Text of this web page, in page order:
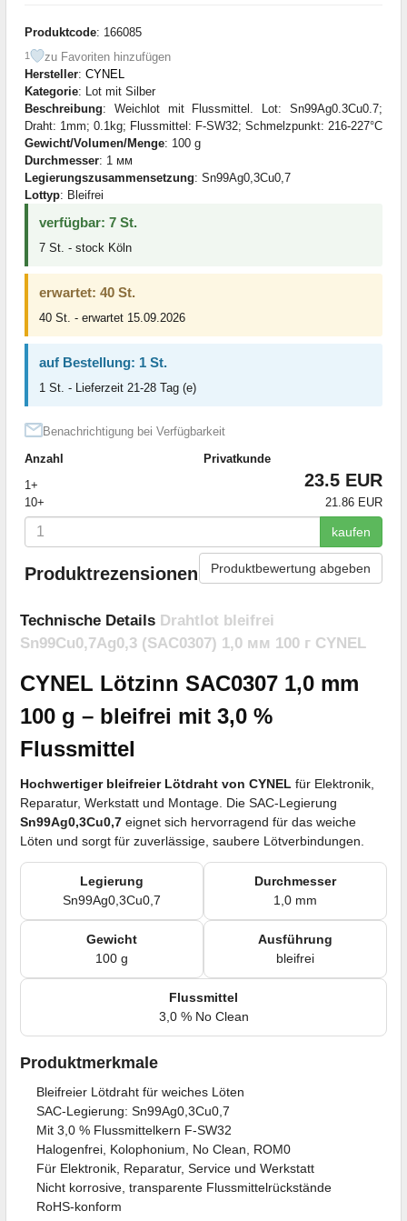
Produktcode: 166085
1
zu Favoriten hinzufügen
Hersteller: CYNEL
Kategorie: Lot mit Silber
Beschreibung: Weichlot mit Flussmittel. Lot: Sn99Ag0.3Cu0.7;
Draht: 1mm; 0.1kg; Flussmittel: F-SW32; Schmelzpunkt: 216-227°C
Gewicht/Volumen/Menge: 100 g
Durchmesser: 1 мм
Legierungszusammensetzung: Sn99Ag0,3Cu0,7
Lottyp: Bleifrei
verfügbar: 7 St.
7 St. - stock Köln
erwartet: 40 St.
40 St. - erwartet 15.09.2026
auf Bestellung: 1 St.
1 St. - Lieferzeit 21-28 Tag (e)
Benachrichtigung bei Verfügbarkeit
Anzahl
Privatkunde
1+
23.5 EUR
10+ 21.86 EUR
kaufen
Produktrezensionen Produktbewertung abgeben
Technische Details Drahtlot bleifrei
Sn99Cu0,7Ag0,3 (SAC0307) 1,0 мм 100 г CYNEL
CYNEL Lötzinn SAC0307 1,0 mm
100 g – bleifrei mit 3,0 %
Flussmittel
Hochwertiger bleifreier Lötdraht von CYNEL für Elektronik,
Reparatur, Werkstatt und Montage. Die SAC-Legierung
Sn99Ag0,3Cu0,7 eignet sich hervorragend für das weiche
Löten und sorgt für zuverlässige, saubere Lötverbindungen.
Legierung
Sn99Ag0,3Cu0,7
Durchmesser
1,0 mm
Gewicht
100 g
Ausführung
bleifrei
Flussmittel
3,0 % No Clean
Produktmerkmale
Bleifreier Lötdraht für weiches Löten
SAC-Legierung: Sn99Ag0,3Cu0,7
Mit 3,0 % Flussmittelkern F-SW32
Halogenfrei, Kolophonium, No Clean, ROM0
Für Elektronik, Reparatur, Service und Werkstatt
Nicht korrosive, transparente Flussmittelrückstände
RoHS-konform